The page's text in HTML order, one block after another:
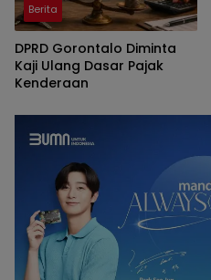
Berita
DPRD Gorontalo Diminta
Kaji Ulang Dasar Pajak
Kenderaan